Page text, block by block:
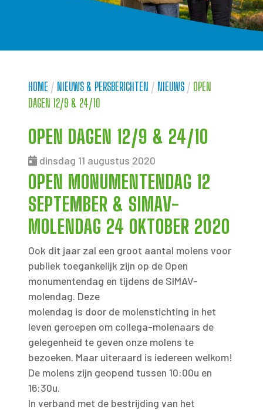
HOME / NIEUWS & PERSBERICHTEN / NIEUWS / OPEN
DAGEN 12/9 & 24/10
OPEN DAGEN 12/9 & 24/10
dinsdag 11 augustus 2020
OPEN MONUMENTENDAG 12
SEPTEMBER & SIMAV-
MOLENDAG 24 OKTOBER 2020
Ook dit jaar zal een groot aantal molens voor
publiek toegankelijk zijn op de Open
monumentendag en tijdens de SIMAV-
molendag. Deze
molendag is door de molenstichting in het
leven geroepen om collega-molenaars de
gelegenheid te geven onze molens te
bezoeken. Maar uiteraard is iedereen welkom!
De molens zijn geopend tussen 10:00u en
16:30u.
In verband met de bestrijding van het